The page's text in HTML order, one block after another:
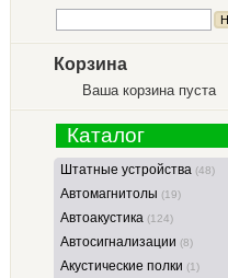
Корзина
Ваша корзина пуста
Каталог
Штатные устройства (48)
Автомагнитолы (19)
Автоакустика (124)
Автосигнализации (8)
Акустические полки (1)